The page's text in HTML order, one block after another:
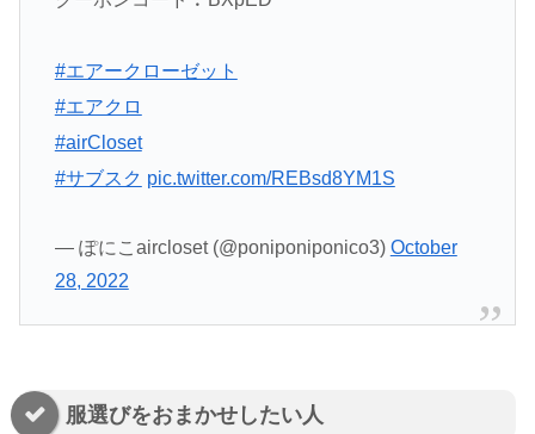
#エアークローゼット
#エアクロ
#airCloset
#サブスク pic.twitter.com/REBsd8YM1S
— ぽにこaircloset (@poniponiponico3) October
28, 2022
服選びをおまかせしたい人